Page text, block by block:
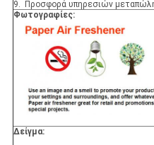
9. Προσφορά υπηρεσιών
Φωτογραφίες:
Δείγμα: